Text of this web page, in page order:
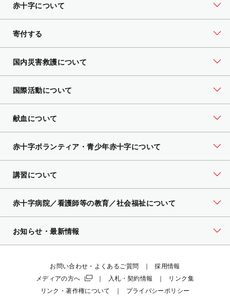
赤十字について
寄付する
国内災害救護について
国際活動について
献血について
赤十字ボランティア・青少年赤十字について
講習について
赤十字病院／看護師等の教育／社会福祉について
お知らせ・最新情報
お問い合わせ・よくあるご質問
採用情報
メディアの方へ
入札・契約情報
リンク集
リンク・著作権について
プライバシーポリシー